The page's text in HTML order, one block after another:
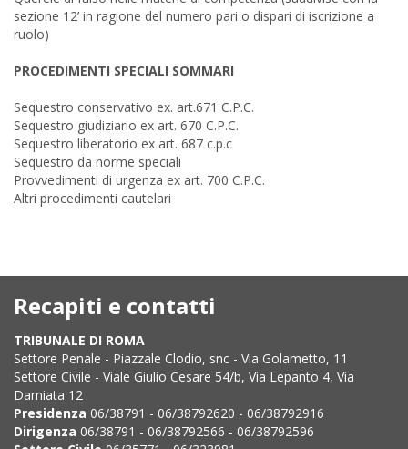
sezione 12’ in ragione del numero pari o dispari di iscrizione a
ruolo)
PROCEDIMENTI SPECIALI SOMMARI
Sequestro conservativo ex. art.671 C.P.C.
Sequestro giudiziario ex art. 670 C.P.C.
Sequestro liberatorio ex art. 687 c.p.c
Sequestro da norme speciali
Provvedimenti di urgenza ex art. 700 C.P.C.
Altri procedimenti cautelari
Recapiti e contatti
TRIBUNALE DI ROMA
Settore Penale - Piazzale Clodio, snc - Via Golametto, 11
Settore Civile - Viale Giulio Cesare 54/b, Via Lepanto 4, Via
Damiata 12
Presidenza 06/38791 - 06/38792620 - 06/38792916
Dirigenza 06/38791 - 06/38792566 - 06/38792596